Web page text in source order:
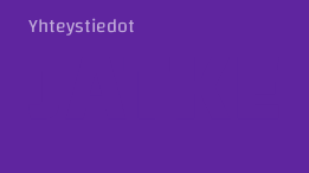
Yhteystiedot